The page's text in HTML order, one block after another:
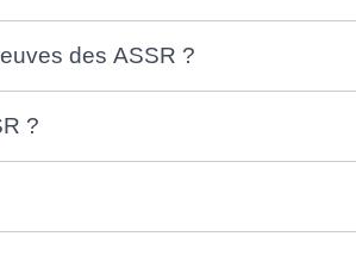
des ASSR ?
?